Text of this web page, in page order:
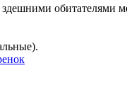
обитателями